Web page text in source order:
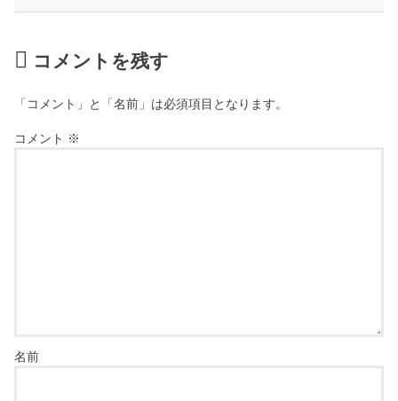
コメントを残す
「コメント」と「名前」は必須項目となります。
コメント ※
名前